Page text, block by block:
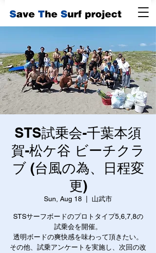
STS試乗会-千葉本須
賀-松ケ谷 ビーチクラ
ブ (台風の為、日程変
更)
Sun, Aug 18 山武市
STSサーフボードのプロトタイプ5,6,7,8の
試乗会を開催。
透明ボードの爽快感を味わって頂きたい。
その他、試乗アンケートを実施し、次回の改